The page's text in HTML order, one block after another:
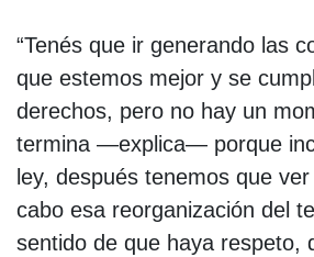
“Tenés que ir generando las
que estemos mejor y se
derechos, pero no hay un
termina —explica— porque
ley, después tenemos que
cabo esa reorganización del
sentido de que haya respeto,